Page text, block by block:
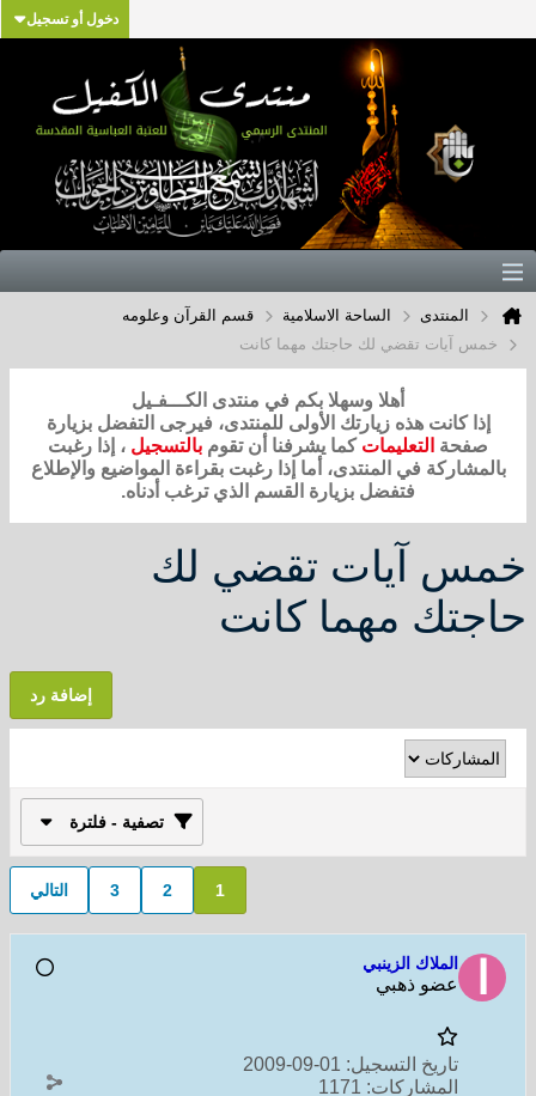
دخول أو تسجيل
المنتدى الساحة الاسلامية
قسم القرآن وعلومه
خمس آيات تقضي لك حاجتك مهما كانت
أهلا وسهلا بكم في منتدى الكـــفـيل
إذا كانت هذه زيارتك الأولى للمنتدى، فيرجى التفضل بزيارة
صفحة التعليمات كما يشرفنا أن تقوم بالتسجيل ، إذا رغبت
بالمشاركة في المنتدى، أما إذا رغبت بقراءة المواضيع والإطلاع
فتفضل بزيارة القسم الذي ترغب أدناه.
خمس آيات تقضي لك
حاجتك مهما كانت
إضافة رد
تصفية - فلترة
1
2
3 التالي
الملاك الزينبي
عضو ذهبي
تاريخ التسجيل: 01-09-2009
المشاركات: 1171